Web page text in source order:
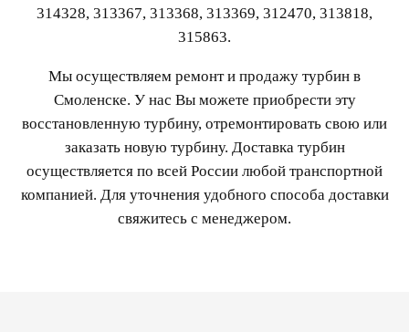
314328, 313367, 313368, 313369, 312470, 313818,
315863.
Мы осуществляем ремонт и продажу турбин в
Смоленске. У нас Вы можете приобрести эту
восстановленную турбину, отремонтировать свою или
заказать новую турбину. Доставка турбин
осуществляется по всей России любой транспортной
компанией. Для уточнения удобного способа доставки
свяжитесь с менеджером.